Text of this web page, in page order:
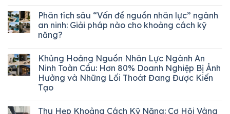
Phân tích sâu “Vấn đề nguồn nhân lực” ngành
an ninh: Giải pháp nào cho khoảng cách kỹ
năng?
Khủng Hoảng Nguồn Nhân Lực Ngành An
Ninh Toàn Cầu: Hơn 80% Doanh Nghiệp Bị Ảnh
Hưởng và Những Lối Thoát Đang Được Kiến
Tạo
Thu Hẹp Khoảng Cách Kỹ Năng: Cơ Hội Vàng